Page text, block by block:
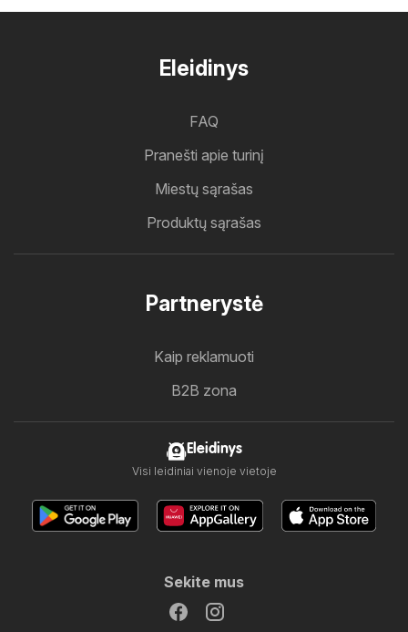
Eleidinys
FAQ
Pranešti apie turinį
Miestų sąrašas
Produktų sąrašas
Partnerystė
Kaip reklamuoti
B2B zona
Eleidinys
Visi leidiniai vienoje vietoje
Sekite mus